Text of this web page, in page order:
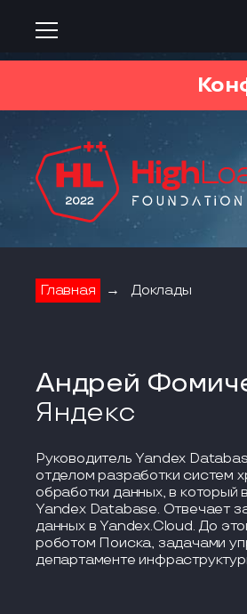
Главная → Доклады
Андрей
Яндекс
Руководитель Yandex
отделом разработки систем
обработки данных, в который
Yandex Database. Отвечает
данных в Yandex.Cloud. До
роботом Поиска, задачами
департаменте